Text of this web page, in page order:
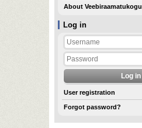
Log in
User registration
Forgot password?
About Veebiraamatukogu